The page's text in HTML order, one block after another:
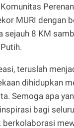
MURI dengan
sejauh 8 KM
teruslah
dihidupkan
Semoga apa
bagi
berkolaborasi